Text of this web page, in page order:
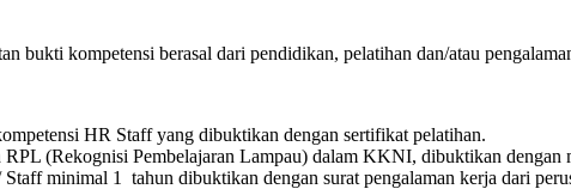
bukti kompetensi berasal dari pendidikan, pelatihan dan/atau
HR Staff yang dibuktikan dengan sertifikat pelatihan.
RPL (Rekognisi Pembelajaran Lampau) dalam KKNI, dibuktikan
minimal 1 tahun dibuktikan dengan surat pengalaman kerja dari